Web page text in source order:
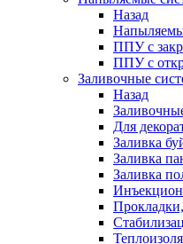
Назад
ППУ с
ППУ с
Заливочные
Назад
Для
Заливка
Заливка
Заливка